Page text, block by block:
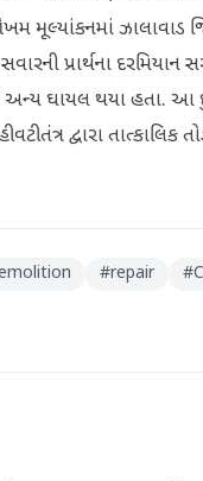
ઝાલાવાડ
પ્રાર્થના દરમિયાન
ઘાયલ થયા હતા. આ
દ્વારા તાત્કાલિક
#repair #